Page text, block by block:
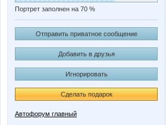
Портрет заполнен на 70 %
Отправить приватное сообщение
Добавить в друзья
Игнорировать
Сделать подарок
Автофорум главный